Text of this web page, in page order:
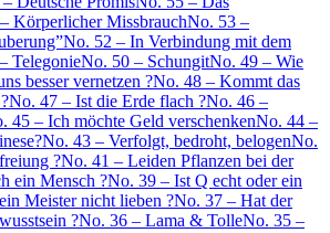
Körperlicher MissbrauchNo. 53 –
No. 52 – In Verbindung mit dem
TelegonieNo. 50 – SchungitNo. 49 – Wie
besser vernetzen ?No. 48 – Kommt das
No. 47 – Ist die Erde flach ?No. 46 –
45 – Ich möchte Geld verschenkenNo. 44 –
No. 43 – Verfolgt, bedroht, belogenNo.
?No. 41 – Leiden Pflanzen bei der
ein Mensch ?No. 39 – Ist Q echt oder ein
Meister nicht lieben ?No. 37 – Hat der
?No. 36 – Lama & TolleNo. 35 –